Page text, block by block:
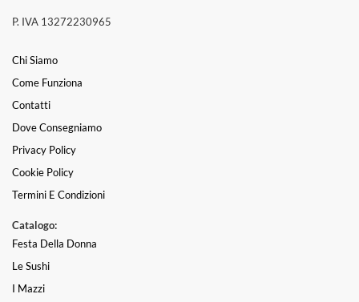
P. IVA 13272230965
Chi Siamo
Come Funziona
Contatti
Dove Consegniamo
Privacy Policy
Cookie Policy
Termini E Condizioni
Catalogo:
Festa Della Donna
Le Sushi
I Mazzi